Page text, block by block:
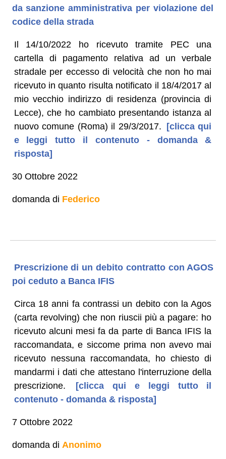
da sanzione amministrativa per violazione del
codice della strada
Il 14/10/2022 ho ricevuto tramite PEC una
cartella di pagamento relativa ad un verbale
stradale per eccesso di velocità che non ho mai
ricevuto in quanto risulta notificato il 18/4/2017 al
mio vecchio indirizzo di residenza (provincia di
Lecce), che ho cambiato presentando istanza al
nuovo comune (Roma) il 29/3/2017. [clicca qui
e leggi tutto il contenuto - domanda &
risposta]
30 Ottobre 2022
domanda di Federico
Prescrizione di un debito contratto con AGOS
poi ceduto a Banca IFIS
Circa 18 anni fa contrassi un debito con la Agos
(carta revolving) che non riuscii più a pagare: ho
ricevuto alcuni mesi fa da parte di Banca IFIS la
raccomandata, e siccome prima non avevo mai
ricevuto nessuna raccomandata, ho chiesto di
mandarmi i dati che attestano l'interruzione della
prescrizione.
[clicca qui e leggi tutto il
contenuto - domanda & risposta]
7 Ottobre 2022
domanda di Anonimo